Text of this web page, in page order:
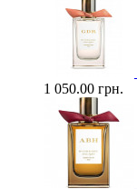
1 050.00 грн.